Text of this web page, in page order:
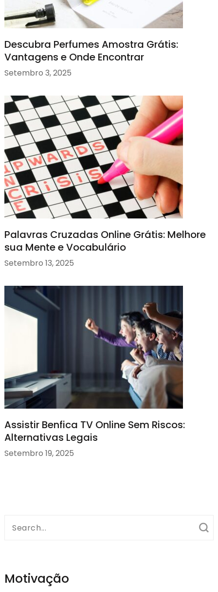
Descubra Perfumes Amostra Grátis:
Vantagens e Onde Encontrar
Setembro 3, 2025
Palavras Cruzadas Online Grátis: Melhore
sua Mente e Vocabulário
Setembro 13, 2025
Assistir Benfica TV Online Sem Riscos:
Alternativas Legais
Setembro 19, 2025
Search
Motivação